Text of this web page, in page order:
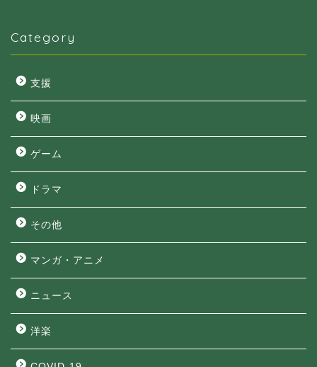
Category
支援
映画
ゲーム
ドラマ
その他
マンガ・アニメ
ニュース
洋楽